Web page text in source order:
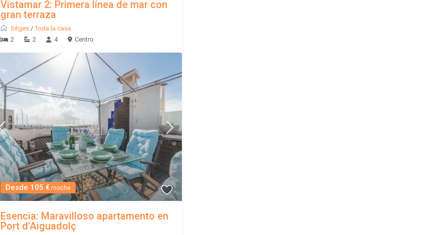
Vistamar 2: Primera línea de mar con
gran terraza
Sitges /Toda la casa
2
2 4 Centro
Desde 105 €/noche
Esencia: Maravilloso apartamento en
Port d’Aiguadolç